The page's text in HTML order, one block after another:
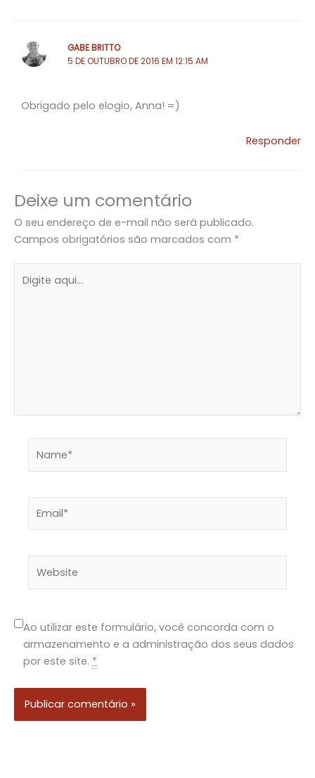
GABE BRITTO
5 DE OUTUBRO DE 2016 EM 12:15 AM
Obrigado pelo elogio, Anna! =)
Responder
Deixe um comentário
O seu endereço de e-mail não será publicado.
Campos obrigatórios são marcados com *
aqui...
Ao utilizar este formulário, você concorda com o
armazenamento e a administração dos seus dados
por este site. *